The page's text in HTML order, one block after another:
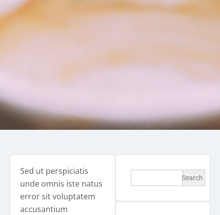
Sed ut perspiciatis
unde omnis iste natus
error sit voluptatem
accusantium
Search